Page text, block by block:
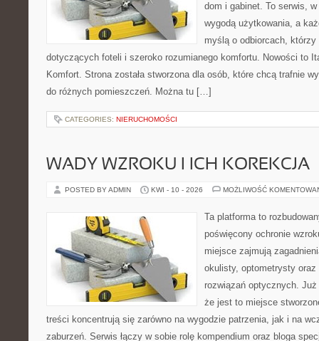
dom i gabinet. To serwis,
wygodą użytkowania, a
myślą o odbiorcach,
dotyczących foteli i szeroko rozumianego komfortu. Nowości to
Komfort. Strona została stworzona dla osób, które chcą trafnie
do różnych pomieszczeń. Można tu […]
CATEGORIES: NIERUCHOMOŚCI
WADY WZROKU I ICH KOREKCJA
POSTED BY ADMIN KWI - 10 - 2026 MOŻLIWOŚĆ
Ta platforma to
poświęcony ochronie
miejsce zajmują
okulisty, optometrysty oraz
rozwiązań optycznych.
że jest to miejsce
treści koncentrują się zarówno na wygodzie patrzenia, jak i na
zaburzeń. Serwis łączy w sobie rolę kompendium oraz bloga